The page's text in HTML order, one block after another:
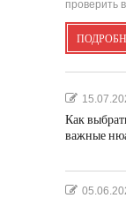
проверить
Как
важные